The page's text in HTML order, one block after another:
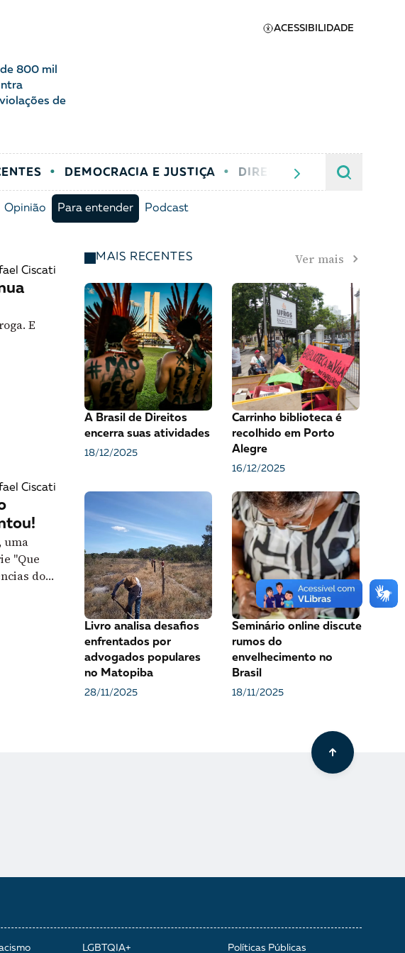
ACESSIBILIDADE
Entrevista
Notícias
Para entender
Apoie a Brasil de
Direitos
humanos no Brasil. Para
precisa da sua doação!
VEJA COMO APOIAR!
800 mil
de
DEMOCRACIA E JUSTIÇA DIREITOS
Opinião Para entender Podcast
Ciscati
E
Ciscati
uma
"Que
do
MAIS RECENTES Ver mais
A Brasil de Direitos
encerra suas atividades
18/12/2025
Carrinho biblioteca é
recolhido em Porto
Alegre
16/12/2025
Livro analisa desafios
enfrentados por
advogados populares
no Matopiba
28/11/2025
Seminário online discute
rumos do
envelhecimento no
Brasil
18/11/2025
LGBTQIA+ Políticas Públicas